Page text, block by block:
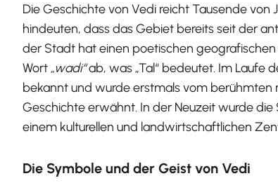
Die Geschichte von Vedi reicht Tausende von
hindeuten, dass das Gebiet bereits seit der
der Stadt hat einen poetischen
Wort„wadi“ab, was „Tal“ bedeutet. Im Laufe
bekannt und wurde erstmals vom berühmten
Geschichte erwähnt. In der Neuzeit wurde die
einem kulturellen und landwirtschaftlichen
Die Symbole und der Geist von Vedi